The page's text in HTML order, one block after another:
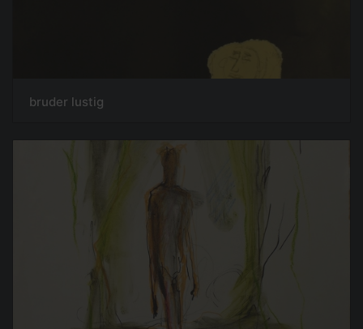
bruder lustig